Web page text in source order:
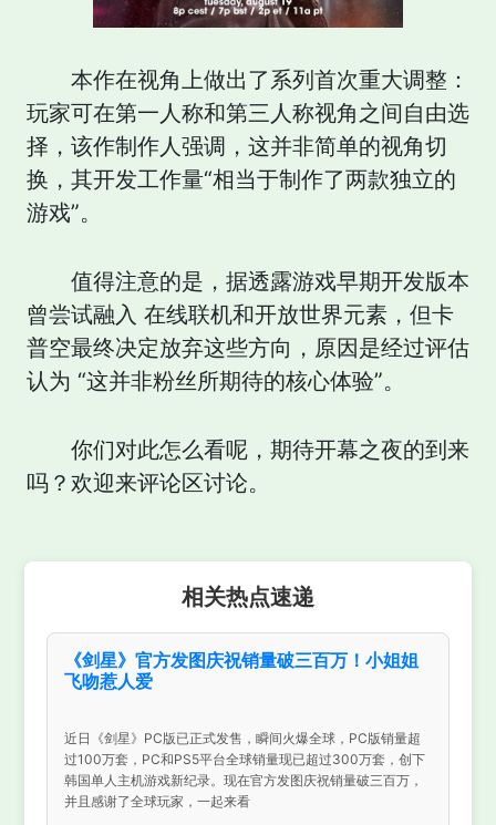
本作在视角上做出了系列首次重大调整：
玩家可在第一人称和第三人称视角之间自由选
择，该作制作人强调，这并非简单的视角切
换，其开发工作量“相当于制作了两款独立的
游戏”。
值得注意的是，据透露游戏早期开发版本
曾尝试融入 在线联机和开放世界元素，但卡
普空最终决定放弃这些方向，原因是经过评估
认为 “这并非粉丝所期待的核心体验”。
你们对此怎么看呢，期待开幕之夜的到来
吗？欢迎来评论区讨论。
相关热点速递
《剑星》官方发图庆祝销量破三百万！小姐姐
飞吻惹人爱
近日《剑星》PC版已正式发售，瞬间火爆全球，PC版销量超
过100万套，PC和PS5平台全球销量现已超过300万套，创下
韩国单人主机游戏新纪录。现在官方发图庆祝销量破三百万，
并且感谢了全球玩家，一起来看